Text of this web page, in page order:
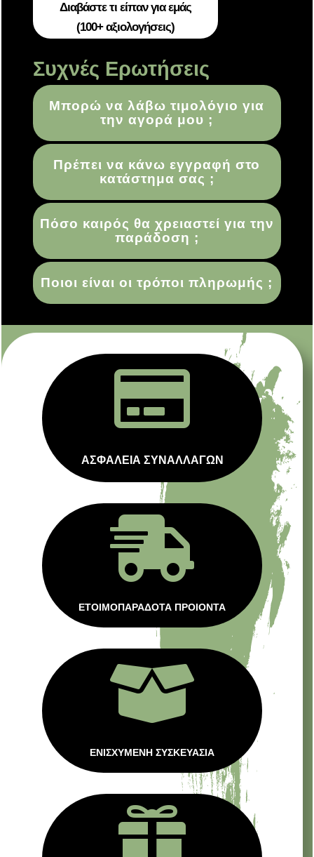
Διαβάστε τι είπαν για εμάς
(100+ αξιολογήσεις)
Συχνές Ερωτήσεις
Μπορώ να λάβω τιμολόγιο για
την αγορά μου ;
Πρέπει να κάνω εγγραφή στο
κατάστημα σας ;
Πόσο καιρός θα χρειαστεί για την
παράδοση ;
Ποιοι είναι οι τρόποι πληρωμής ;

ΑΣΦΑΛΕΙΑ ΣΥΝΑΛΛΑΓΩΝ

ΕΤΟΙΜΟΠΑΡΑΔΟΤΑ ΠΡΟΙΟΝΤΑ

ΕΝΙΣΧΥΜΕΝΗ ΣΥΣΚΕΥΑΣΙΑ
